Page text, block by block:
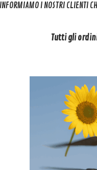
ostacoli rende Mini 4
angoli.
per ottenere gli scatti che
INFORMIAMO I NOSTRI CLIENTI
Tutti gli